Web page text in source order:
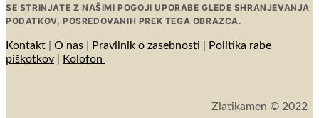
SE STRINJATE Z NAŠIMI POGOJI UPORABE GLEDE SHRANJEVANJA
PODATKOV, POSREDOVANIH PREK TEGA OBRAZCA.
Kontakt O nas Pravilnik o zasebnosti
Politika rabe
piškotkov
Kolofon
Zlatikamen © 2022